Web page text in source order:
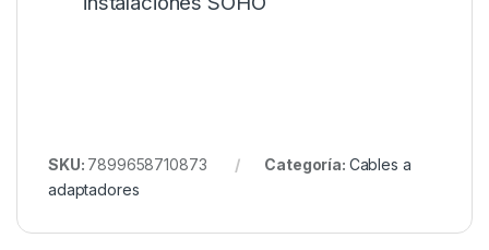
SKU: 7899658710873 Categoría: Cables a
adaptadores